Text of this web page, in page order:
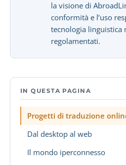
la visione di
conformità e l’uso
tecnologia linguistica
regolamentati.
IN QUESTA PAGINA
Progetti di traduzione
Dal desktop al web
Il mondo iperconnesso